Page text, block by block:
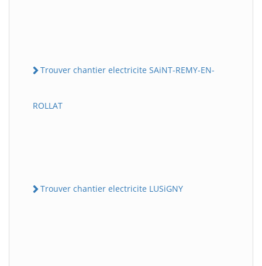
Trouver chantier electricite SAiNT-REMY-EN-
ROLLAT
Trouver chantier electricite LUSiGNY